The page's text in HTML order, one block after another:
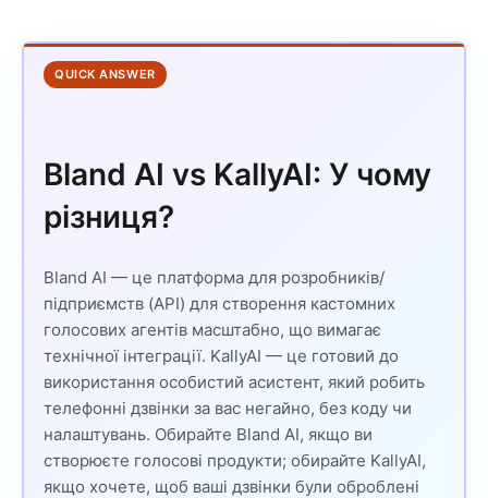
QUICK ANSWER
Bland AI vs KallyAI: У чому
різниця?
Bland AI — це платформа для розробників/
підприємств (API) для створення кастомних
голосових агентів масштабно, що вимагає
технічної інтеграції. KallyAI — це готовий до
використання особистий асистент, який робить
телефонні дзвінки за вас негайно, без коду чи
налаштувань. Обирайте Bland AI, якщо ви
створюєте голосові продукти; обирайте KallyAI,
якщо хочете, щоб ваші дзвінки були оброблені